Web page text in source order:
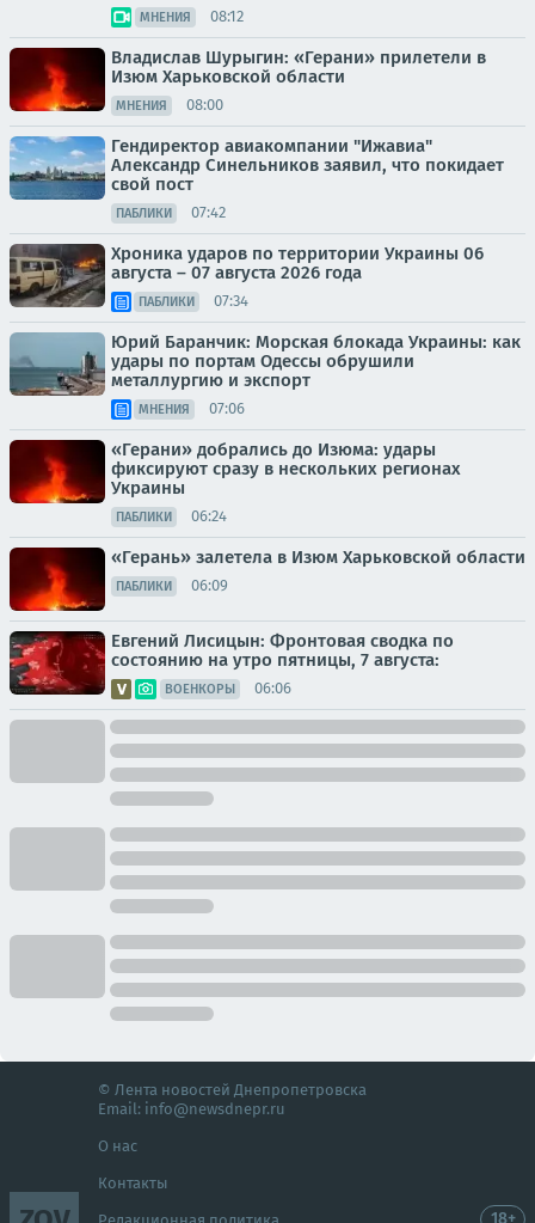
МНЕНИЯ 08:12
Владислав Шурыгин: «Герани» прилетели в
Изюм Харьковской области
МНЕНИЯ 08:00
Гендиректор авиакомпании "Ижавиа"
Александр Синельников заявил, что покидает
свой пост
ПАБЛИКИ 07:42
Хроника ударов по территории Украины 06
августа – 07 августа 2026 года
ПАБЛИКИ 07:34
Юрий Баранчик: Морская блокада Украины: как
удары по портам Одессы обрушили
металлургию и экспорт
МНЕНИЯ 07:06
«Герани» добрались до Изюма: удары
фиксируют сразу в нескольких регионах
Украины
ПАБЛИКИ 06:24
«Герань» залетела в Изюм Харьковской области
ПАБЛИКИ 06:09
Евгений Лисицын: Фронтовая сводка по
состоянию на утро пятницы, 7 августа:
ВОЕНКОРЫ 06:06
© Лента новостей Днепропетровска
Email: info@newsdnepr.ru
О нас
Контакты
18+